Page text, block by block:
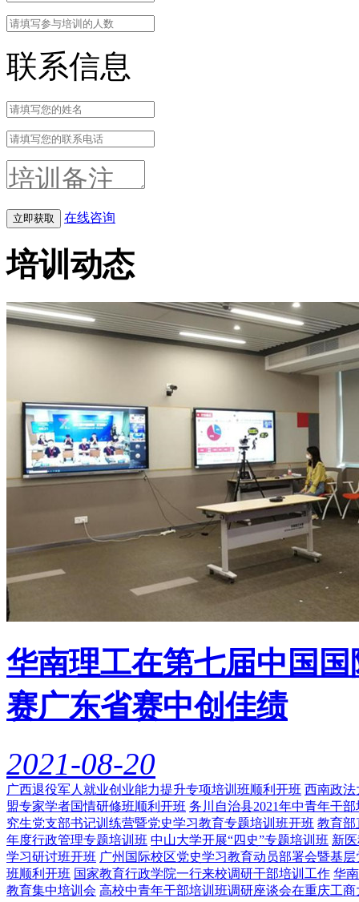
联系信息
在线咨询
培训动态
华南理工在第七届中国
赛广东省赛中创佳绩
2021-08-20
广西退役军人就业创业能力提升专项培训班顺利开班 西南政法
盟专家学者国情研修班顺利开班 务川自治县2021年中青年干
究生党支部书记训练营暨党史学习教育专题培训班开班 教育部
年度行政管理专题培训班 中山大学开展“四史”专题培训班 新
学习研讨班开班 广州国际校区党史学习教育动员部署会暨基
班顺利开班 国家教育行政学院一行来校调研干部培训工作 华
教育集中培训会 高校中青年干部培训班调研座谈会在重庆工商